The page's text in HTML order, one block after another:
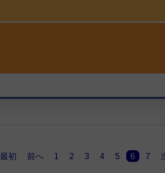
最初 前へ 1 2 3 4 5 6 7